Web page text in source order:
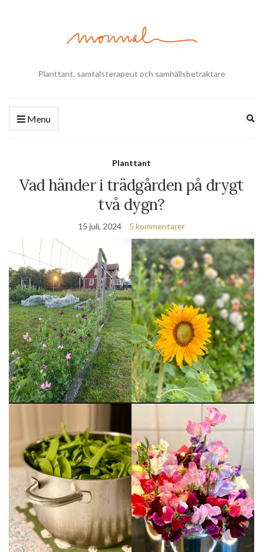
Planttant, samtalsterapeut och samhällsbetraktare
Menu
Planttant
Vad händer i trädgården på drygt
två dygn?
15 juli, 2024 5 kommentarer